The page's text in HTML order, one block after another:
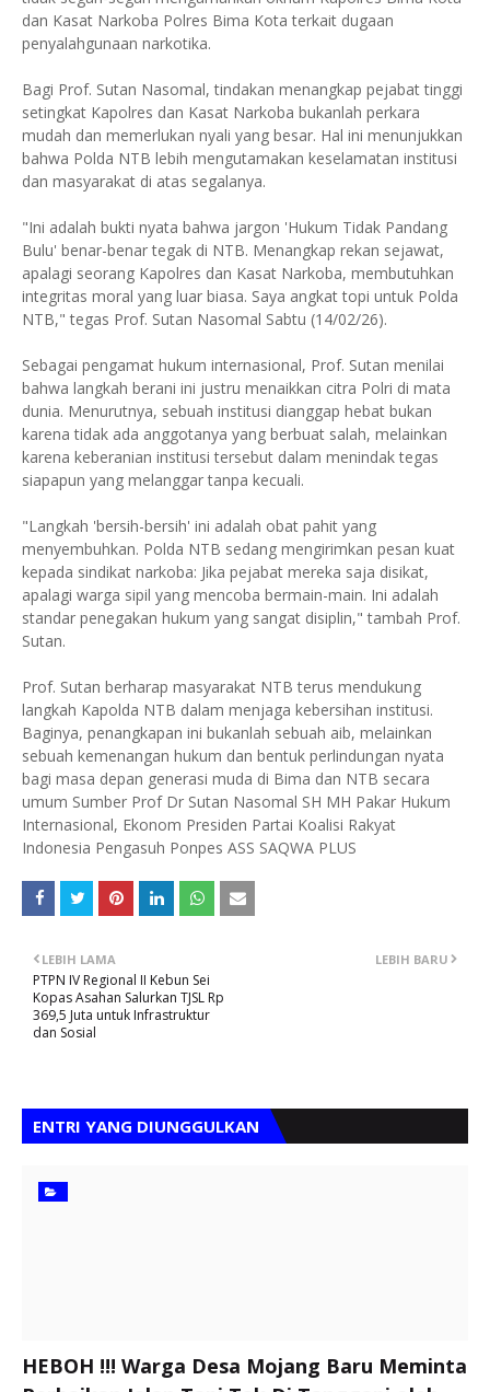
dan Kasat Narkoba Polres Bima Kota terkait dugaan
penyalahgunaan narkotika.
Bagi Prof. Sutan Nasomal, tindakan menangkap pejabat tinggi
setingkat Kapolres dan Kasat Narkoba bukanlah perkara
mudah dan memerlukan nyali yang besar. Hal ini menunjukkan
bahwa Polda NTB lebih mengutamakan keselamatan institusi
dan masyarakat di atas segalanya.
"Ini adalah bukti nyata bahwa jargon 'Hukum Tidak Pandang
Bulu' benar-benar tegak di NTB. Menangkap rekan sejawat,
apalagi seorang Kapolres dan Kasat Narkoba, membutuhkan
integritas moral yang luar biasa. Saya angkat topi untuk Polda
NTB," tegas Prof. Sutan Nasomal Sabtu (14/02/26).
Sebagai pengamat hukum internasional, Prof. Sutan menilai
bahwa langkah berani ini justru menaikkan citra Polri di mata
dunia. Menurutnya, sebuah institusi dianggap hebat bukan
karena tidak ada anggotanya yang berbuat salah, melainkan
karena keberanian institusi tersebut dalam menindak tegas
siapapun yang melanggar tanpa kecuali.
"Langkah 'bersih-bersih' ini adalah obat pahit yang
menyembuhkan. Polda NTB sedang mengirimkan pesan kuat
kepada sindikat narkoba: Jika pejabat mereka saja disikat,
apalagi warga sipil yang mencoba bermain-main. Ini adalah
standar penegakan hukum yang sangat disiplin," tambah Prof.
Sutan.
Prof. Sutan berharap masyarakat NTB terus mendukung
langkah Kapolda NTB dalam menjaga kebersihan institusi.
Baginya, penangkapan ini bukanlah sebuah aib, melainkan
sebuah kemenangan hukum dan bentuk perlindungan nyata
bagi masa depan generasi muda di Bima dan NTB secara
umum Sumber Prof Dr Sutan Nasomal SH MH Pakar Hukum
Internasional, Ekonom Presiden Partai Koalisi Rakyat
Indonesia Pengasuh Ponpes ASS SAQWA PLUS
LEBIH BARU
LEBIH LAMA
PTPN IV Regional II Kebun Sei
Kopas Asahan Salurkan TJSL Rp
369,5 Juta untuk Infrastruktur
dan Sosial
ENTRI YANG DIUNGGULKAN
HEBOH !!! Warga Desa Mojang Baru Meminta